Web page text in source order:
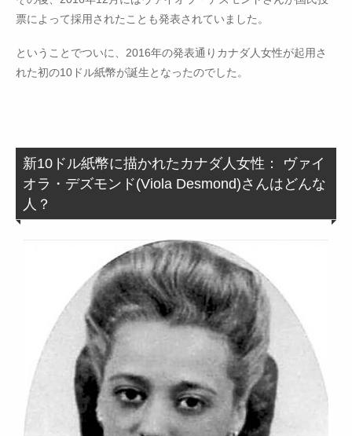
票によって採用されたことも発表されていました。
ということでついに、2016年の発表通りカナダ人女性が起用さ
れた初の10ドル紙幣が誕生となったのでした。
新10ドル紙幣に描かれたカナダ人女性： ヴァイ
オラ・デズモンド(Viola Desmond)さんはどんな
人？